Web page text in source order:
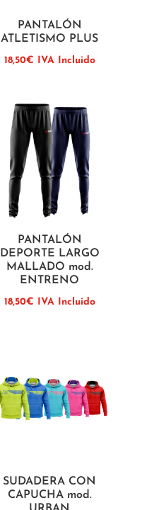
PANTALÓN
ATLETISMO PLUS
18,50€ IVA Incluido
PANTALÓN
DEPORTE LARGO
MALLADO mod.
ENTRENO
18,50€ IVA Incluido
SUDADERA CON
CAPUCHA mod.